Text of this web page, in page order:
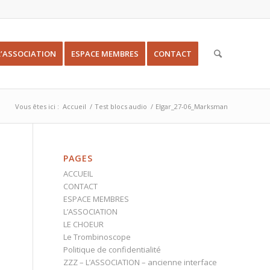
ESPACE MEMBRES CONTACT
Vous êtes ici : Accueil / Test blocs audio / Elgar_27-06_Marksman
PAGES
ACCUEIL
CONTACT
ESPACE MEMBRES
L’ASSOCIATION
LE CHOEUR
Le Trombinoscope
Politique de confidentialité
ZZZ – L’ASSOCIATION – ancienne interface